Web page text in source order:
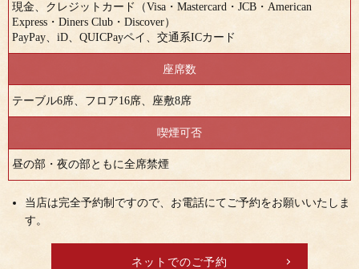
現金、クレジットカード（Visa・Mastercard・JCB・American
Express・Diners Club・Discover）
PayPay、iD、QUICPayペイ、交通系ICカード
座席数
テーブル6席、フロア16席、座敷8席
喫煙可否
昼の部・夜の部ともに全席禁煙
当店は完全予約制ですので、お電話にてご予約をお願いいたしま
す。
ネットでのご予約